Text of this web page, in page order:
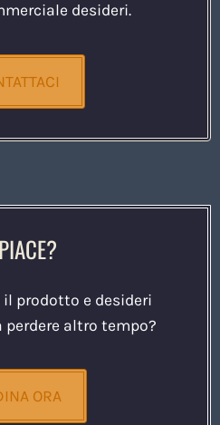
desideri.
prodotto e desideri
perdere altro tempo?
ORA